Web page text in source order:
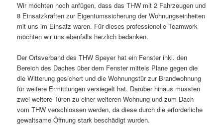
Wir möchten noch anfügen, dass das THW mit 2 Fahrzeugen und
8 Einsatzkräften zur Eigentumssicherung der Wohnungseinheiten
mit uns im Einsatz waren. Für dieses professionelle Teamwork
möchten wir uns ebenfalls herzlich bedanken.
Der Ortsverband des THW Speyer hat ein Fenster inkl. den
Bereich des Daches über dem Fenster mittels Plane gegen die
die Witterung gesichert und die Wohnungstür zur Brandwohnung
für weitere Ermittlungen versiegelt hat. Darüber hinaus mussten
zwei weitere Türen zu einer weiteren Wohnung und zum Dach
vom THW verschlossen werden, da diese durch die erforderliche
gewaltsame Öffnung stark beschädigt wurden.